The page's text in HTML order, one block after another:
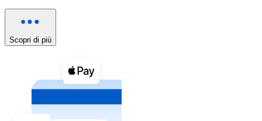
Acquista criptovalute in contanti e altri mezzi di
Bonifico SEPA
Scopri di più